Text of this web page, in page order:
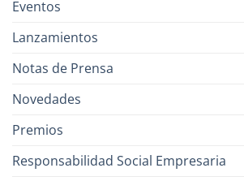
Eventos
Lanzamientos
Notas de Prensa
Novedades
Premios
Responsabilidad Social Empresaria